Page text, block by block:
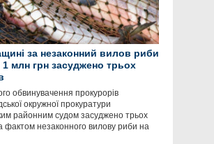
за незаконний вилов риби
1 млн грн засуджено трьох
обвинувачення прокурорів
окружної прокуратури
районним судом засуджено трьох
фактом незаконного вилову риби на